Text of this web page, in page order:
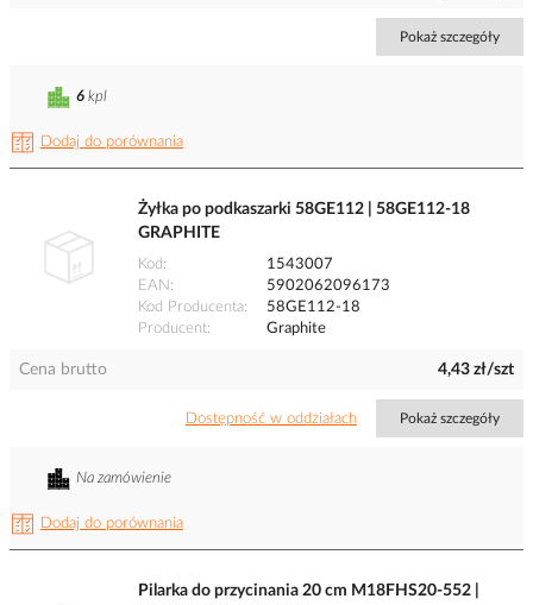
Pokaż szczegóły
Dodaj do porównania
6 kpl
Żyłka po podkaszarki 58GE112 | 58GE112-18
GRAPHITE
Kod
1543007
EAN
5902062096173
Kod Producenta
58GE112-18
Producent
Graphite
Cena brutto 4,43 zł/szt
Dostępność w oddziałach Pokaż szczegóły
Dodaj do porównania
Na zamówienie
Pilarka do przycinania 20 cm M18FHS20-552 |